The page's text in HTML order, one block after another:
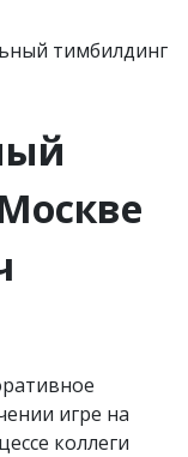
тимбилдинг
игре на
коллеги